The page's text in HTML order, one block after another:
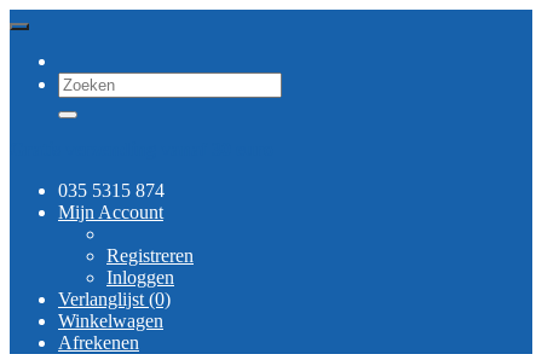
035 5315 874
Mijn Account
Registreren
Inloggen
Verlanglijst (0)
Winkelwagen
Afrekenen